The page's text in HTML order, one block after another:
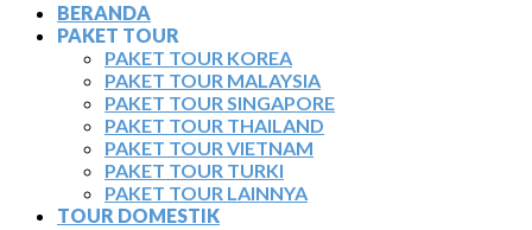
BERANDA
PAKET TOUR
PAKET TOUR KOREA
PAKET TOUR MALAYSIA
PAKET TOUR SINGAPORE
PAKET TOUR THAILAND
PAKET TOUR VIETNAM
PAKET TOUR TURKI
PAKET TOUR LAINNYA
TOUR DOMESTIK